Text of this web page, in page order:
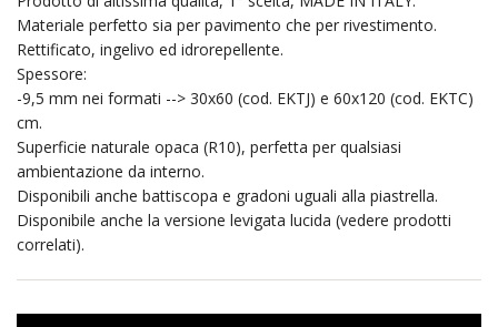
Materiale perfetto sia per pavimento che per rivestimento.
Rettificato, ingelivo ed idrorepellente.
Spessore:
-9,5 mm nei formati --> 30x60 (cod. EKTJ) e 60x120 (cod. EKTC)
cm.
Superficie naturale opaca (R10), perfetta per qualsiasi
ambientazione da interno.
Disponibili anche battiscopa e gradoni uguali alla piastrella.
Disponibile anche la versione levigata lucida (vedere prodotti
correlati).